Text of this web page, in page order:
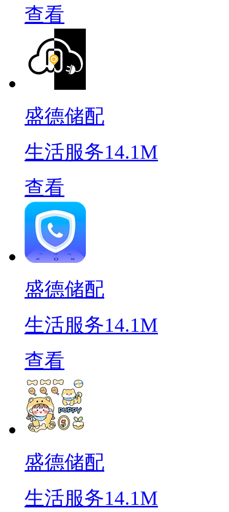
查看
盛德储配
生活服务14.1M
查看
盛德储配
生活服务14.1M
查看
盛德储配
生活服务14.1M